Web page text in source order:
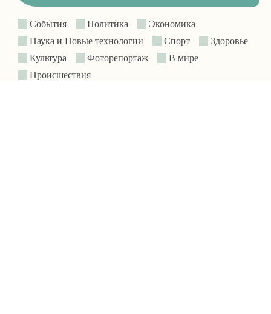
События Политика
Экономика
Наука и Новые технологии
Спорт
Здоровье
Культура
Фоторепортаж
В мире
Происшествия